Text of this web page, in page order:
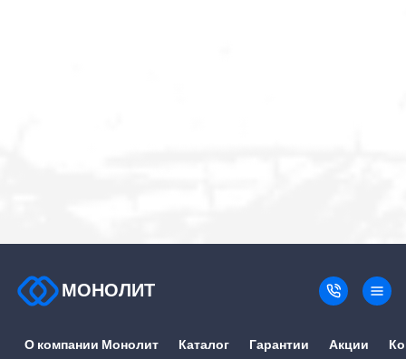
МОНОЛИТ
О компании Монолит Каталог Гарантии Акции